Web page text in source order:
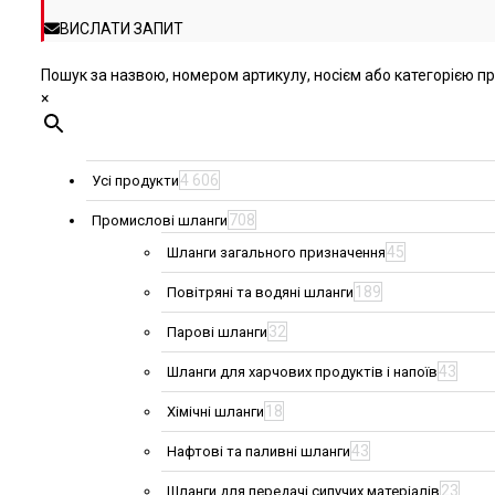
ВИСЛАТИ ЗАПИТ
Пошук за назвою, номером артикулу, носієм або категорією
×
Усі продукти4 606
Промислові шланги 708
Шланги загального призначення45
Повітряні та водяні шланги 189
Парові шланги 32
Шланги для харчових продуктів і напоїв43
Хімічні шланги 18
Нафтові та паливні шланги43
Шланги для передачі сипучих матеріалів 23